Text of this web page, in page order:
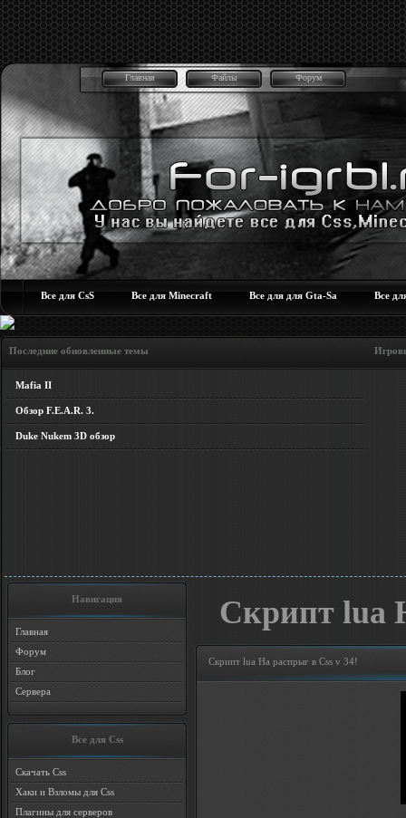
Главная Файлы Форум
Все для CsS Все для Minecraft Все для для Gta-Sa Все
Последние обновленные темы Игровые
Mafia II
Обзор F.E.A.R. 3.
Duke Nukem 3D обзор
Навигация
Главная
Форум
Блог
Сервера
Все для Css
Скачать Css
Хаки и Взломы для Css
Плагины для серверов
Скрипт lua
Скрипт lua На распрыг в Css v 34!